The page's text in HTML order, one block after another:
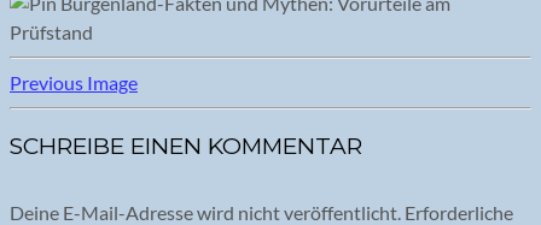
Previous Image
SCHREIBE EINEN KOMMENTAR
Deine E-Mail-Adresse wird nicht veröffentlicht. Erforderliche